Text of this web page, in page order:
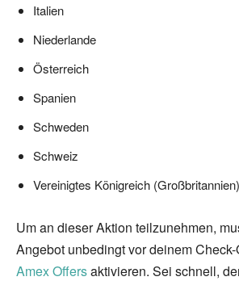
Italien
Niederlande
Österreich
Spanien
Schweden
Schweiz
Vereinigtes Königreich (Großbritannien)
Um an dieser Aktion teilzunehmen,
Angebot unbedingt vor deinem
Amex Offersaktivieren. Sei schnell,